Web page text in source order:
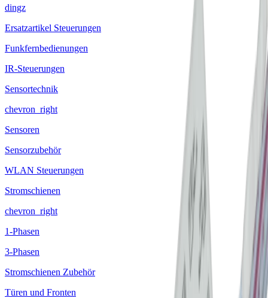
dingz
Ersatzartikel Steuerungen
Funkfernbedienungen
IR-Steuerungen
Sensortechnik
chevron_right
Sensoren
Sensorzubehör
WLAN Steuerungen
Stromschienen
chevron_right
1-Phasen
3-Phasen
Stromschienen Zubehör
Türen und Fronten